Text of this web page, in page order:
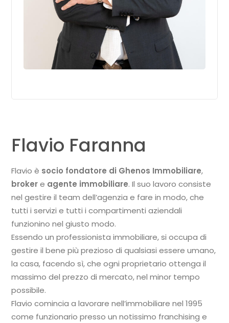
Flavio Faranna
Flavio è socio fondatore di Ghenos Immobiliare,
brokere agente immobiliare. Il suo lavoro consiste
nel gestire il team dell’agenzia e fare in modo, che
tutti i servizi e tutti i compartimenti aziendali
funzionino nel giusto modo.
Essendo un professionista immobiliare, si occupa di
gestire il bene più prezioso di qualsiasi essere umano,
la casa, facendo sì, che ogni proprietario ottenga il
massimo del prezzo di mercato, nel minor tempo
possibile.
Flavio comincia a lavorare nell’immobiliare nel 1995
come funzionario presso un notissimo franchising e